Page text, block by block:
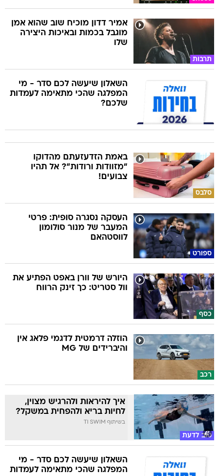
תרבות
אמיר דדון מוכיח שוב שהוא אמן
מוגבל בכמות ובאיכות היצירה
שלו
השאלון שיעשה לכם סדר - מי
המפלגה שהכי מתאימה לעמדות
שלכם?
סלבס
באמת הזדעזעתם מהדוקו
"מזוודות ורודות"? אל תהיו
צבועים!
ספורט
העסקה נסגרה סופית: פרטי
המעבר של מנור סולומון
לווסטהאם
כסף
היורש של וורן באפט הפתיע את
וול סטריט: כך זינק הרווח
רכב
הוזלה דרמטית לדגמי פלאג אין
והיברידים של MG
טוב לדעת
איך להיראות ולהרגיש מצוין,
לחיות בריא ולהפחית במשקל?
בשיתוף TI SWIM
השאלון שיעשה לכם סדר - מי
המפלגה שהכי מתאימה לעמדות